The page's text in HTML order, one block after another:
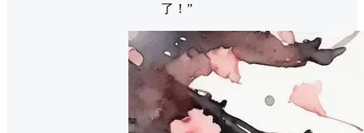
了！”